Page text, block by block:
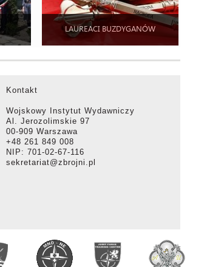
LAUREACI BUZDYGANÓW
Kontakt
Wojskowy Instytut Wydawniczy
Al. Jerozolimskie 97
00-909 Warszawa
+48 261 849 008
NIP: 701-02-67-116
sekretariat@zbrojni.pl